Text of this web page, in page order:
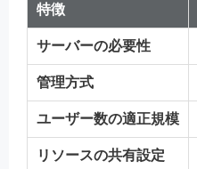
特徴
サーバーの必要性
管理方式
ユーザー数の適正規模
リソースの共有設定